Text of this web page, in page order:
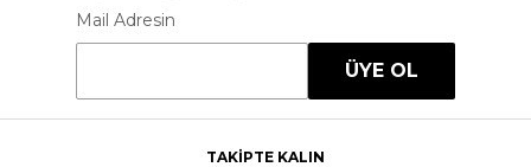
Mail Adresin
ÜYE OL
TAKİPTE KALIN